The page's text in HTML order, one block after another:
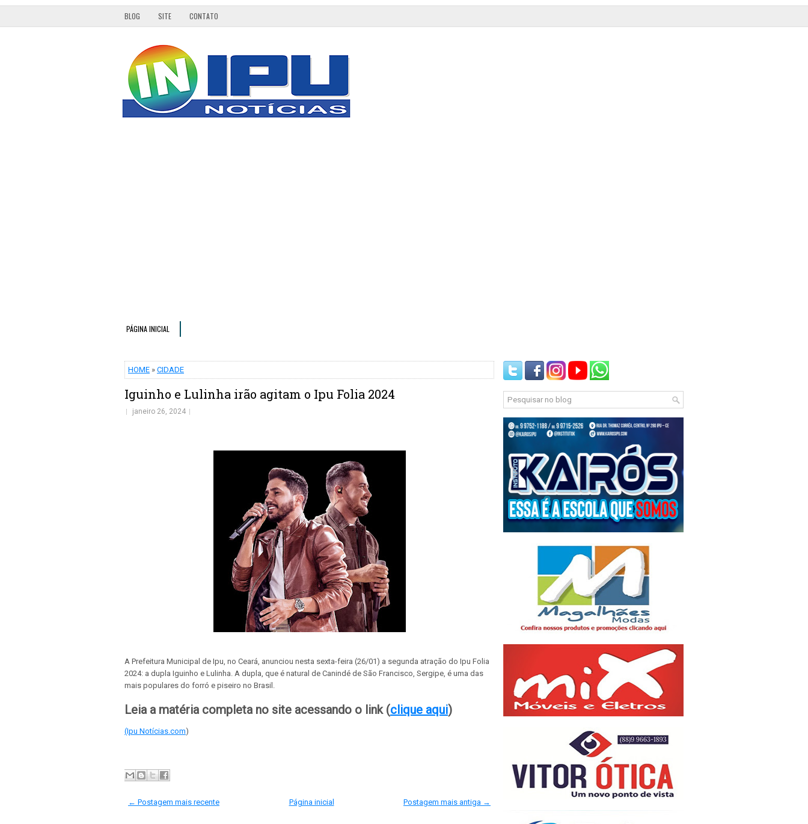
BLOG SITE CONTATO
PÁGINA INICIAL
HOME » CIDADE
Iguinho e Lulinha irão agitam o Ipu Folia 2024
janeiro 26, 2024
A Prefeitura Municipal de Ipu, no Ceará, anunciou nesta sexta-feira (26/01) a segunda atração do Ipu Folia
2024: a dupla Iguinho e Lulinha. A dupla, que é natural de Canindé de São Francisco, Sergipe, é uma das
mais populares do forró e piseiro no Brasil.
Leia a matéria completa no site acessando o link (clique aqui)
(Ipu Notícias.com)
← Postagem mais recente Postagem mais antiga →
Página inicial